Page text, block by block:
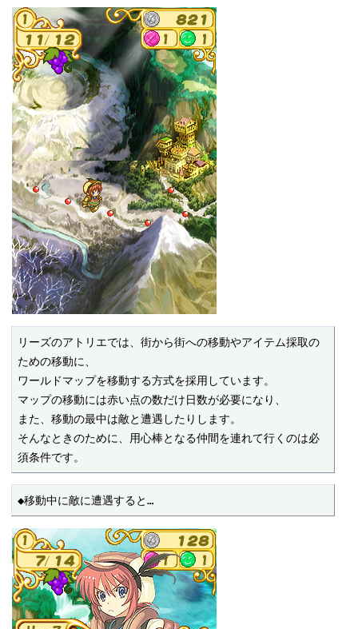
リーズのアトリエでは、街から街への移動やアイテム採取の
ための移動に、
ワールドマップを移動する方式を採用しています。
マップの移動には赤い点の数だけ日数が必要になり、
また、移動の最中は敵と遭遇したりします。
そんなときのために、用心棒となる仲間を連れて行くのは必
須条件です。
◆移動中に敵に遭遇すると…